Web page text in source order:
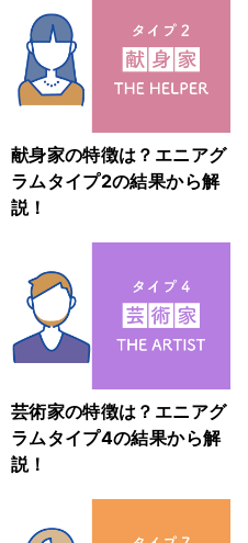
献身家の特徴は？エニアグ
ラムタイプ2の結果から解
説！
芸術家の特徴は？エニアグ
ラムタイプ4の結果から解
説！